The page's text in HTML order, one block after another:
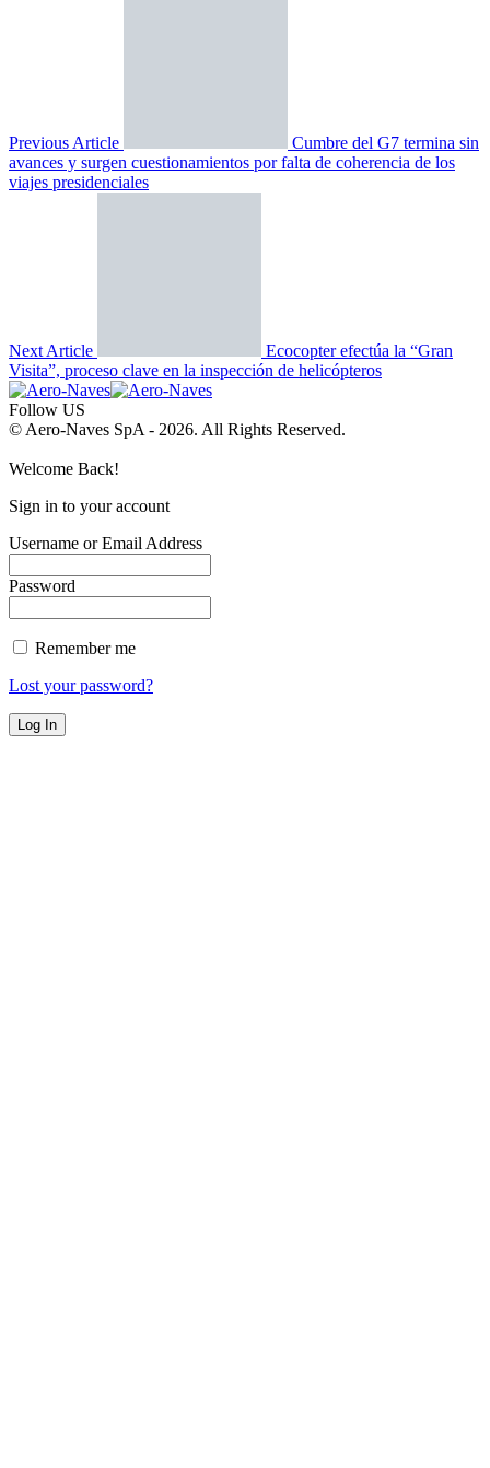
Previous Article
Cumbre del G7 termina sin
avances y surgen cuestionamientos por falta de coherencia de los
viajes presidenciales
Next Article
Ecocopter efectúa la “Gran
Visita”, proceso clave en la inspección de helicópteros
Follow US
© Aero-Naves SpA - 2026. All Rights Reserved.
Welcome Back!
Sign in to your account
Username or Email Address
Password
Remember me
Lost your password?